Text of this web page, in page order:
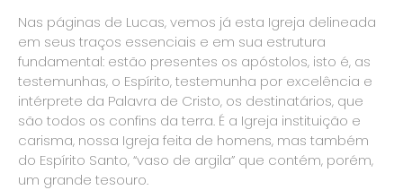
Nas páginas de Lucas, vemos já esta Igreja delineada
em seus traços essenciais e em sua estrutura
fundamental: estão presentes os apóstolos, isto é, as
testemunhas, o Espírito, testemunha por excelência e
intérprete da Palavra de Cristo, os destinatários, que
são todos os confins da terra. É a Igreja instituição e
carisma, nossa Igreja feita de homens, mas também
do Espírito Santo, “vaso de argila” que contém, porém,
um grande tesouro.